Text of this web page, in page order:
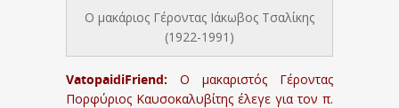
Ο μακάριος Γέροντας Ιάκωβος Τσαλίκης
(1922-1991)
VatopaidiFriend: Ο μακαριστός Γέροντας
Πορφύριος Καυσοκαλυβίτης έλεγε για τον π.